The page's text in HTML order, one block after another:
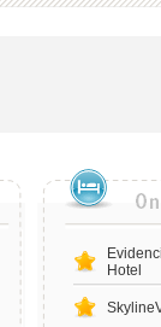
Hotel